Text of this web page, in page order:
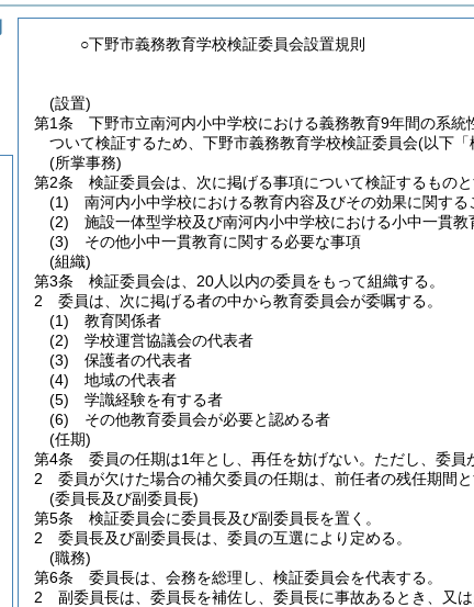
○下野市義務教育学校検証委員会設置規則
(設置)
第1条
下野市立南河内小中学校における義務教育9年間の系
ついて検証するため、下野市義務教育学校検証委員会(以下「
(所掌事務)
第2条
検証委員会は、次に掲げる事項について検証するものと
(1)
南河内小中学校における教育内容及びその効果に関する
(2)
施設一体型学校及び南河内小中学校における小中一貫
(3)
その他小中一貫教育に関する必要な事項
(組織)
第3条
検証委員会は、20人以内の委員をもって組織する。
2
委員は、次に掲げる者の中から教育委員会が委嘱する。
(1)
教育関係者
(2)
学校運営協議会の代表者
(3)
保護者の代表者
(4)
地域の代表者
(5)
学識経験を有する者
(6)
その他教育委員会が必要と認める者
(任期)
第4条
委員の任期は1年とし、再任を妨げない。 ただし、委員
2
委員が欠けた場合の補欠委員の任期は、前任者の残任期間と
(委員長及び副委員長)
第5条
検証委員会に委員長及び副委員長を置く。
2
委員長及び副委員長は、委員の互選により定める。
(職務)
第6条
委員長は、会務を総理し、検証委員会を代表する。
2
副委員長は、委員長を補佐し、委員長に事故あるとき、又